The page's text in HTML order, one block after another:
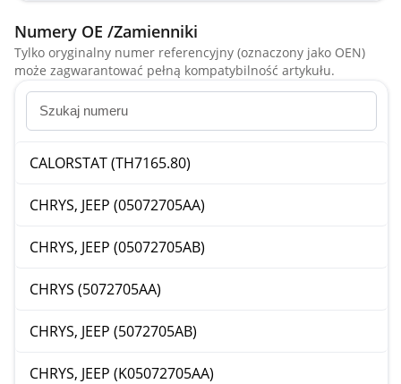
Numery OE /Zamienniki
Tylko oryginalny numer referencyjny (oznaczony jako OEN)
może zagwarantować pełną kompatybilność artykułu.
CALORSTAT (TH7165.80)
CHRYS, JEEP (05072705AA)
CHRYS, JEEP (05072705AB)
CHRYS (5072705AA)
CHRYS, JEEP (5072705AB)
CHRYS, JEEP (K05072705AA)